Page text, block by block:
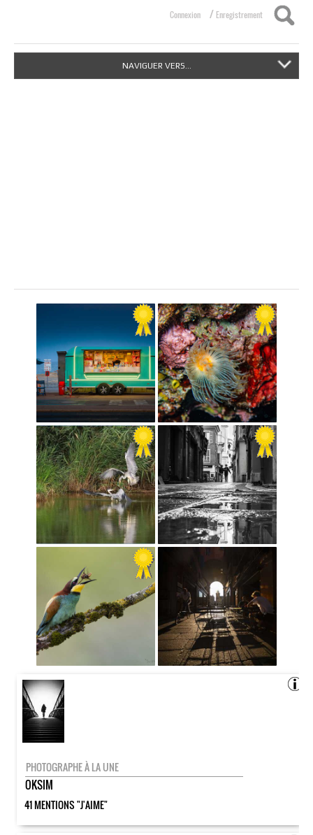
Connexion / Enregistrement
NAVIGUER VERS...
PHOTOGRAPHE À LA UNE
OKSIM
41 MENTIONS "J'AIME"